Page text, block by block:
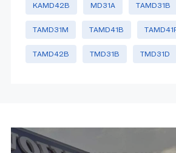
KAMD42B MD31A TAMD31B
TAMD31M TAMD41B
TAMD42B TMD31B TMD31D